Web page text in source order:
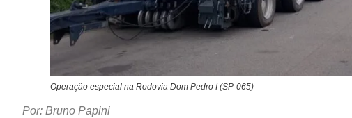
Operação especial na Rodovia Dom Pedro I (SP-065)
Por: Bruno Papini